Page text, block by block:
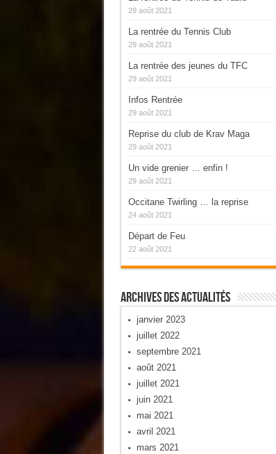
29 août 2021
La rentrée du Tennis Club
29 août 2021
La rentrée des jeunes du TFC
29 août 2021
Infos Rentrée
29 août 2021
Reprise du club de Krav Maga
29 août 2021
Un vide grenier … enfin !
29 août 2021
Occitane Twirling … la reprise
24 août 2021
Départ de Feu
22 août 2021
Archives Des Actualités
janvier 2023
juillet 2022
septembre 2021
août 2021
juillet 2021
juin 2021
mai 2021
avril 2021
mars 2021